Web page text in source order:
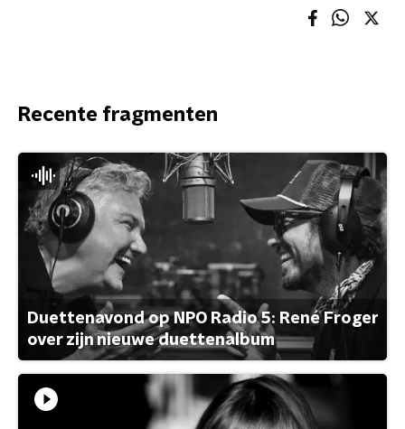
Recente fragmenten
Duettenavond op NPO Radio 5: René Froger
over zijn nieuwe duettenalbum